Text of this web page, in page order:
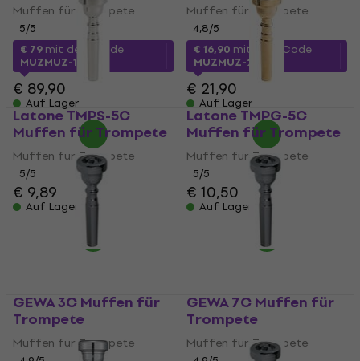
Muffen für Trompete
5/5
€ 79mit dem Code
MUZMUZ-10
€ 89,90
Auf Lager
Muffen für Trompete
4,8/5
€ 16,90 mit dem Code
MUZMUZ-20
€ 21,90
Auf Lager
Latone TMPS-5C
Muffen für Trompete
Muffen für Trompete
5/5
€ 9,89
Auf Lager
Latone TMPG-5C
Muffen für Trompete
Muffen für Trompete
5/5
€ 10,50
Auf Lager
GEWA 3C Muffen für
Trompete
Muffen für Trompete
GEWA 7C Muffen für
Trompete
Muffen für Trompete